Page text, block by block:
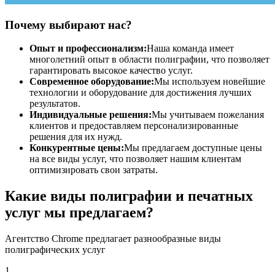
Почему выбирают нас?
Опыт и профессионализм:Наша команда имеет
многолетний опыт в области полиграфии, что позволяет
гарантировать высокое качество услуг.
Современное оборудование:Мы используем новейшие
технологии и оборудование для достижения лучших
результатов.
Индивидуальные решения:Мы учитываем пожелания
клиентов и предоставляем персонализированные
решения для их нужд.
Конкурентные цены:Мы предлагаем доступные цены
на все виды услуг, что позволяет нашим клиентам
оптимизировать свои затраты.
Какие виды полиграфии и печатных
услуг мы предлагаем?
Агентство Chrome предлагает разнообразные виды
полиграфических услуг